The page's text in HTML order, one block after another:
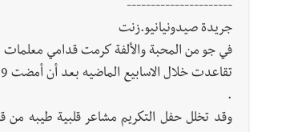
----------------------
جريدة صيدونيانيو.زنت
في جو من المحبة والألفة كرمت قدامي معلمات
.
وقد تخلل حفل التكريم مشاعر قلبية طيبه من